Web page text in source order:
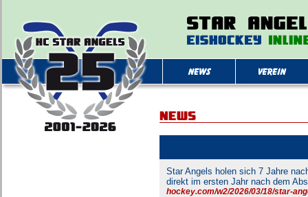
Star Angels holen sich 7 Jahre
direkt im ersten Jahr nach dem
hockey.com/w2/2026/03/18/star-